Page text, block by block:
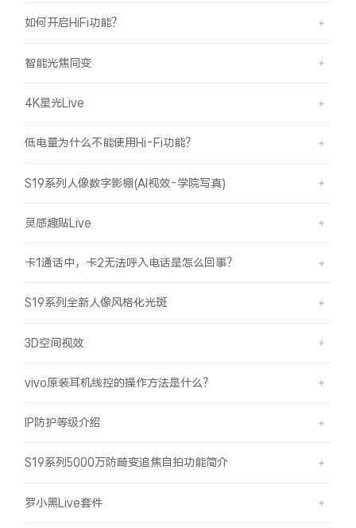
如何开启HiFi功能？
智能光焦同变
4K星光Live
低电量为什么不能使用Hi-Fi功能？
S19系列人像数字影棚(AI视效-学院写真)
灵感趣贴Live
卡1通话中，卡2无法呼入电话是怎么回事？
S19系列全新人像风格化光斑
3D空间视效
vivo原装耳机线控的操作方法是什么？
IP防护等级介绍
S19系列5000万防畸变追焦自拍功能简介
罗小黑Live套件